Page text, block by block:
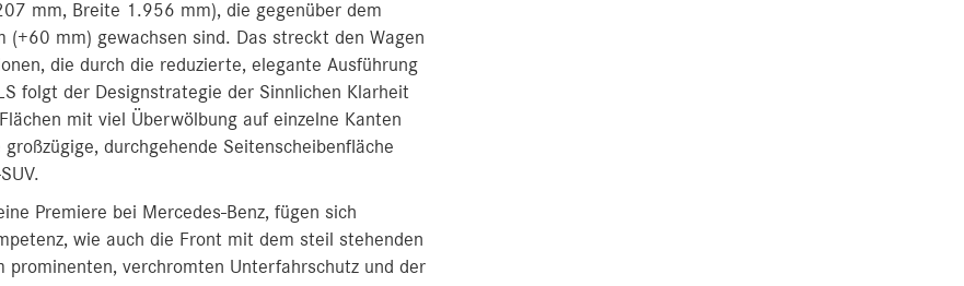
mm, Breite 1.956 mm), die gegenüber dem
mm) gewachsen sind. Das streckt den Wagen
die durch die reduzierte, elegante Ausführung
folgt der Designstrategie der Sinnlichen Klarheit
mit viel Überwölbung auf einzelne Kanten
durchgehende Seitenscheibenfläche
Premiere bei Mercedes‑Benz, fügen sich
wie auch die Front mit dem steil stehenden
verchromten Unterfahrschutz und der